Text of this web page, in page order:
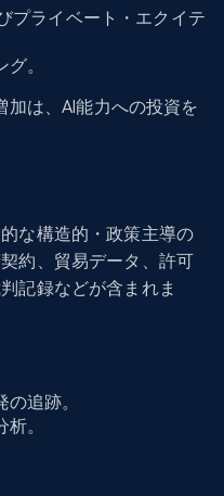
プライベート・エクイテ
。
加は、AI能力への投資を
な構造的・政策主導の
約、貿易データ、許可
記録などが含まれま
追跡。
。